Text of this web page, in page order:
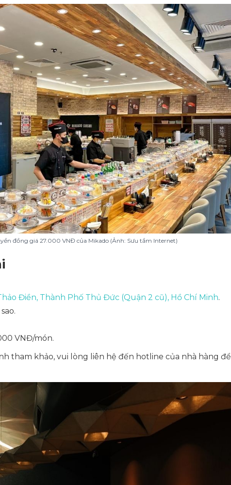
đồng giá 27.000 VNĐ của Mikado (Ảnh: Sưu tầm Internet)
Điền, Thành Phố Thủ Đức (Quận 2 cũ), Hồ Chí Minh.
VNĐ/món.
tham khảo, vui lòng liên hệ đến hotline của nhà hàng để